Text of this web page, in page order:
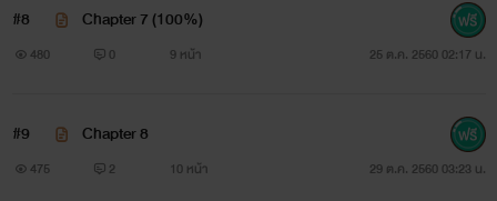
#8 Chapter 7 (100%)
480 0 9 หน้า 25 ต.ค. 2560 02:17 น.
#9 Chapter 8
475 2 10 หน้า 29 ต.ค. 2560 03:23 น.